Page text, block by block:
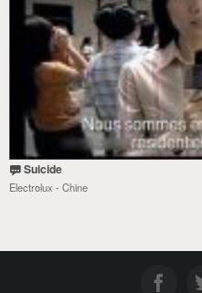
Suicide
Electrolux - Chine